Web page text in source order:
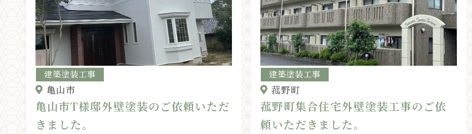
建築塗装工事
亀山市
亀山市T様邸外壁塗装のご依頼いただ
きました。
建築塗装工事
菰野町
菰野町集合住宅外壁塗装工事のご依
頼いただきました。